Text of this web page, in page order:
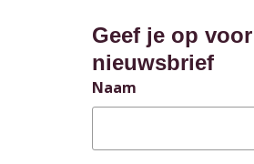
Geef je op
nieuwsbrief
Naam